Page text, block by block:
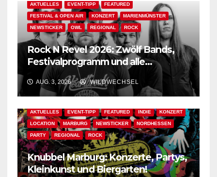
AKTUELLES EVENT-TIPP FEATURED
FESTIVAL & OPEN AIR KONZERT MARIENMÜNSTER
NEWSTICKER OWL REGIONAL ROCK
Rock N Revel 2026: Zwölf Bands,
Festivalprogramm und alle
wichtigen Informationen!
AUG. 3, 2026 WILDWECHSEL
AKTUELLES EVENT-TIPP FEATURED INDIE KONZERT
LOCATION MARBURG NEWSTICKER NORDHESSEN
PARTY REGIONAL ROCK
Knubbel Marburg: Konzerte, Partys,
Kleinkunst und Biergarten!